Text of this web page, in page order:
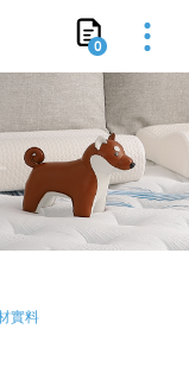
0
實料